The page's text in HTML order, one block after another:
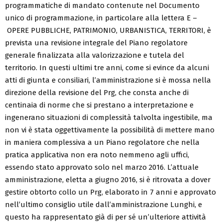
programmatiche di mandato contenute nel Documento
unico di programmazione, in particolare alla lettera E –
OPERE PUBBLICHE, PATRIMONIO, URBANISTICA, TERRITORI, è
prevista una revisione integrale del Piano regolatore
generale finalizzata alla valorizzazione e tutela del
territorio. In questi ultimi tre anni, come si evince da alcuni
atti di giunta e consiliari, l’amministrazione si è mossa nella
direzione della revisione del Prg, che consta anche di
centinaia di norme che si prestano a interpretazione e
ingenerano situazioni di complessità talvolta ingestibile, ma
non vi è stata oggettivamente la possibilità di mettere mano
in maniera complessiva a un Piano regolatore che nella
pratica applicativa non era noto nemmeno agli uffici,
essendo stato approvato solo nel marzo 2016. L’attuale
amministrazione, eletta a giugno 2016, si è ritrovata a dover
gestire obtorto collo un Prg, elaborato in 7 anni e approvato
nell’ultimo consiglio utile dall’amministrazione Lunghi, e
questo ha rappresentato già di per sé un’ulteriore attività